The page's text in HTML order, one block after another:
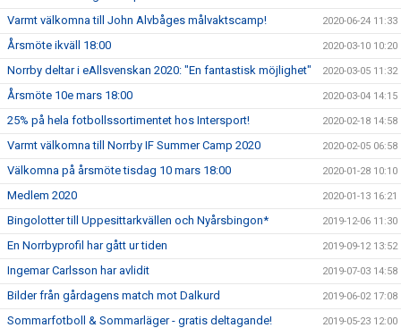
Varmt välkomna till John Alvbåges målvaktscamp! 2020-06-24 11:33
Årsmöte ikväll 18:00 2020-03-10 10:20
Norrby deltar i eAllsvenskan 2020: "En fantastisk möjlighet" 2020-03-05 11:32
Årsmöte 10e mars 18:00 2020-03-04 14:15
25% på hela fotbollssortimentet hos Intersport! 2020-02-18 14:58
Varmt välkomna till Norrby IF Summer Camp 2020 2020-02-05 06:58
Välkomna på årsmöte tisdag 10 mars 18:00 2020-01-28 10:10
Medlem 2020 2020-01-13 16:21
Bingolotter till Uppesittarkvällen och Nyårsbingon* 2019-12-06 11:30
En Norrbyprofil har gått ur tiden 2019-09-12 13:52
Ingemar Carlsson har avlidit 2019-07-03 14:58
Bilder från gårdagens match mot Dalkurd 2019-06-02 17:08
Sommarfotboll & Sommarläger - gratis deltagande! 2019-05-23 12:00